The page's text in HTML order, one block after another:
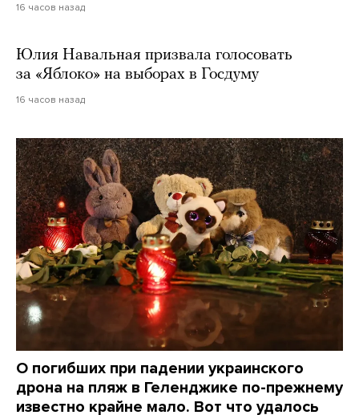
16 часов назад
Юлия Навальная призвала голосовать
за «Яблоко» на выборах в Госдуму
16 часов назад
О погибших при падении украинского
дрона на пляж в Геленджике по-прежнему
известно крайне мало. Вот что удалось